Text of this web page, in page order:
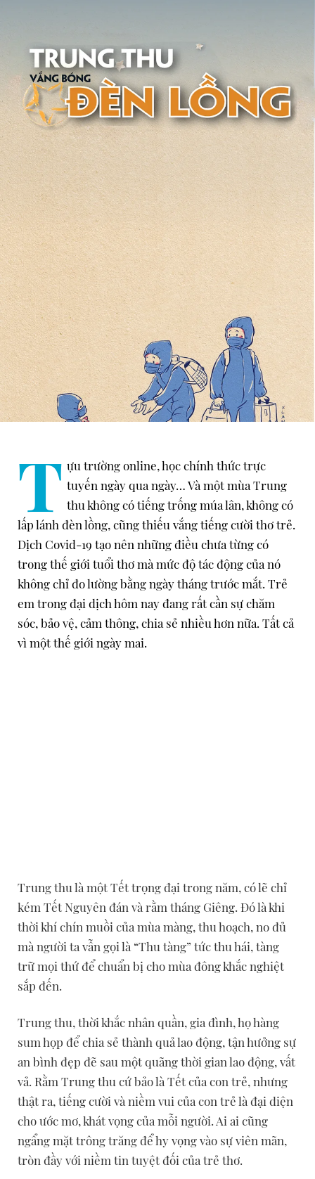
T ựu trường online, học chính thức trực
tuyến ngày qua ngày… Và một mùa Trung
thu không có tiếng trống múa lân, không có
lấp lánh đèn lồng, cũng thiếu vắng tiếng cười thơ trẻ.
Dịch Covid-19 tạo nên những điều chưa từng có
trong thế giới tuổi thơ mà mức độ tác động của nó
không chỉ đo lường bằng ngày tháng trước mắt. Trẻ
em trong đại dịch hôm nay đang rất cần sự chăm
sóc, bảo vệ, cảm thông, chia sẻ nhiều hơn nữa. Tất cả
vì một thế giới ngày mai.
TẾT CỦA TRỜI
TẾT CỦA NGƯỜI
Trung thu là một Tết trọng đại trong năm, có lẽ chỉ
kém Tết Nguyên đán và rằm tháng Giêng. Đó là khi
thời khí chín muồi của mùa màng, thu hoạch, no đủ
mà người ta vẫn gọi là “Thu tàng” tức thu hái, tàng
trữ mọi thứ để chuẩn bị cho mùa đông khắc nghiệt
sắp đến.
Trung thu, thời khắc nhân quần, gia đình, họ hàng
sum họp để chia sẻ thành quả lao động, tận hưởng sự
an bình đẹp đẽ sau một quãng thời gian lao động, vất
vả. Rằm Trung thu cứ bảo là Tết của con trẻ, nhưng
thật ra, tiếng cười và niềm vui của con trẻ là đại diện
cho ước mơ, khát vọng của mỗi người. Ai ai cũng
ngẩng mặt trông trăng để hy vọng vào sự viên mãn,
tròn đầy với niềm tin tuyệt đối của trẻ thơ.